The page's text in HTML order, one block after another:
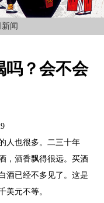
闻
吗？会不会
人也很多。二三十年
，酒香飘得很远。买酒
酒已经不多见了。这是
美元不等。